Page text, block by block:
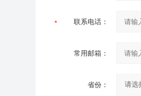
联系电话：
常用邮箱：
省份：